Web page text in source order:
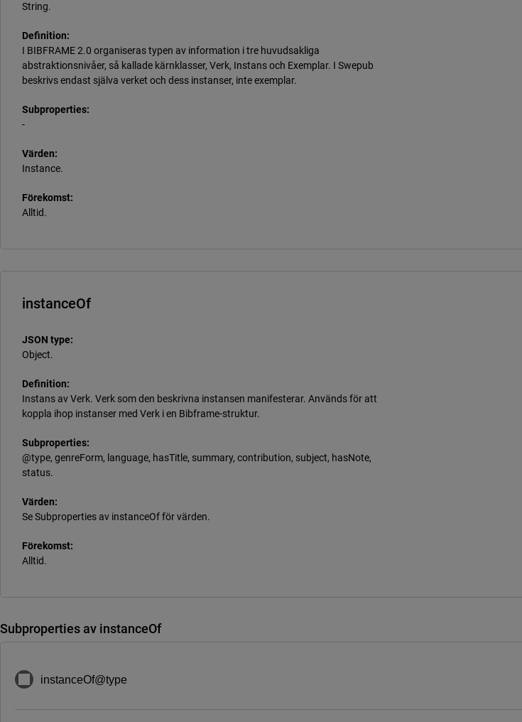
String.
Definition:
I BIBFRAME 2.0 organiseras typen av information i tre huvudsakliga
abstraktionsnivåer, så kallade kärnklasser, Verk, Instans och Exemplar. I Swepub
beskrivs endast själva verket och dess instanser, inte exemplar.
Subproperties:
-
Värden:
Instance.
Förekomst:
Alltid.
instanceOf
JSON type:
Object.
Definition:
Instans av Verk. Verk som den beskrivna instansen manifesterar. Används för att
koppla ihop instanser med Verk i en Bibframe-struktur.
Subproperties:
@type, genreForm, language, hasTitle, summary, contribution, subject, hasNote,
status.
Värden:
Se Subproperties av instanceOf för värden.
Förekomst:
Alltid.
Subproperties av instanceOf
instanceOf@type